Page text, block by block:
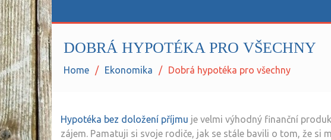
DOBRÁ HYPOTÉKA PRO VŠECHNY
Home Ekonomika Dobrá hypotéka pro všechny
Hypotéka bez doložení příjmu je velmi výhodný finanční
zájem. Pamatuji si svoje rodiče, jak se stále bavili o tom, že si